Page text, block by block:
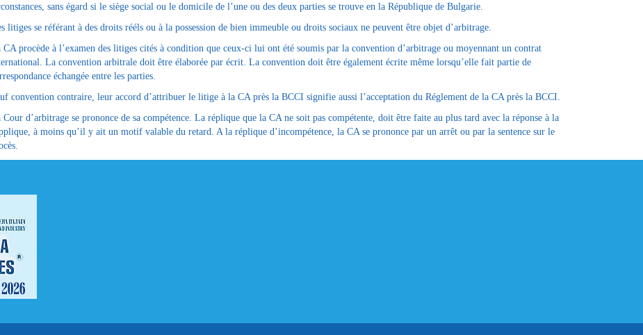
sans égard si le siège social ou le domicile de l’une ou des deux parties se trouve en la République de Bulgarie.
litiges se référant à des droits rééls ou à la possession de bien immeuble ou droits sociaux ne peuvent être objet d’arbitrage.
CA procède à l’examen des litiges cités à condition que ceux-ci lui ont été soumis par la convention d’arbitrage ou moyennant un contrat
La convention arbitrale doit être élaborée par écrit. La convention doit être également écrite même lorsqu’elle fait partie de
échangée entre les parties.
convention contraire, leur accord d’attribuer le litige à la CA près la BCCI signifie aussi l’acceptation du Réglement de la CA près la BCCI.
Cour d’arbitrage se prononce de sa compétence. La réplique que la CA ne soit pas compétente, doit être faite au plus tard avec la réponse à la
à moins qu’il y ait un motif valable du retard. A la réplique d’incompétence, la CA se prononce par un arrêt ou par la sentence sur le